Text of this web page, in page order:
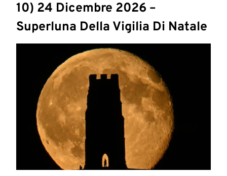
10) 24 Dicembre 2026 –
Superluna Della Vigilia Di Natale